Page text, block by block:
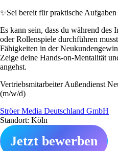
✨Sei bereit für praktische Aufgaben
Es kann sein, dass du während des
oder Rollenspiele durchführen
Fähigkeiten in der
Zeige deine Hands-on-Mentalität
angehst.
Vertriebsmitarbeiter Außendienst
(m/w/d)
Ströer Media Deutschland GmbH
Standort: Köln
Jetzt bewerben